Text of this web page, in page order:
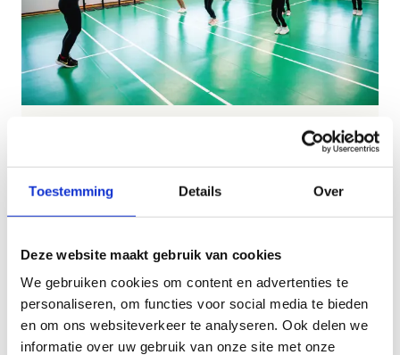
Toestemming Details Over
Deze website maakt gebruik van cookies
We gebruiken cookies om content en advertenties te
personaliseren, om functies voor social media te bieden
en om ons websiteverkeer te analyseren. Ook delen we
informatie over uw gebruik van onze site met onze
Wil je een extra activiteit plannen naast het
schaatsen?
Tarief: vanaf € 12 / uur
afmeting: 10 m x 12 m
matten
spiegelwand